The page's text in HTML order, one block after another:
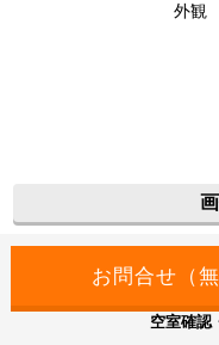
外観
空室確認